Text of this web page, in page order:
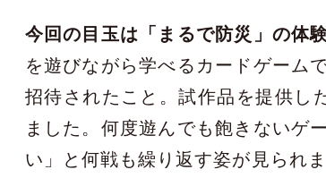
今回の目玉は「まるで防災」の体
を遊びながら学べるカードゲーム
招待されたこと。試作品を提供し
ました。何度遊んでも飽きないゲ
い」と何戦も繰り返す姿が見られ